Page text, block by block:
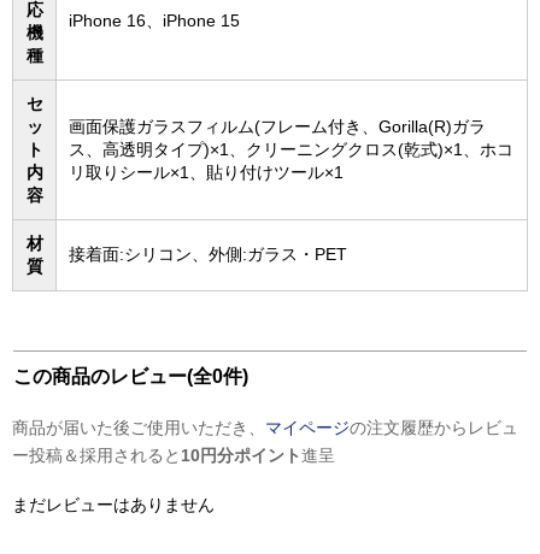
応
機
種
iPhone 16、iPhone 15
セ
ッ
ト
内
容
画面保護ガラスフィルム(フレーム付き、Gorilla(R)ガラ
ス、高透明タイプ)×1、クリーニングクロス(乾式)×1、ホコ
リ取りシール×1、貼り付けツール×1
材
質
接着面:シリコン、外側:ガラス・PET
この商品のレビュー(全0件)
商品が届いた後ご使用いただき、 マイページの注文履歴からレビュ
ー投稿＆採用されると 10円分ポイント進呈
まだレビューはありません